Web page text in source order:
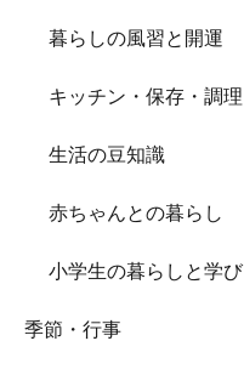
暮らしの風習と開運
キッチン・保存・調理
生活の豆知識
赤ちゃんとの暮らし
小学生の暮らしと学び
季節・行事